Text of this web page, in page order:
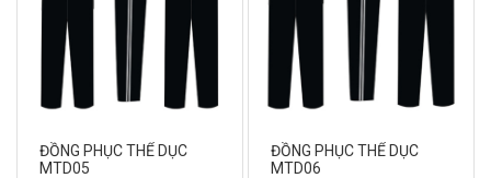
ĐỒNG PHỤC THỂ DỤC
MTD05
ĐỒNG PHỤC THỂ DỤC
MTD06